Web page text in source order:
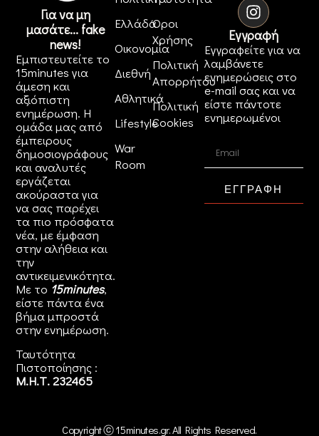
Για να μη
μασάτε... fake
news!
Εμπιστευτείτε το
15minutes για
άμεση και
αξιόπιστη
ενημέρωση. Η
ομάδα μας από
έμπειρους
δημοσιογράφους
και αναλυτές
εργάζεται
ακούραστα για
να σας παρέχει
τα πιο πρόσφατα
νέα, με έμφαση
στην αλήθεια και
την
αντικειμενικότητα.
Με το 15minutes,
είστε πάντα ένα
βήμα μπροστά
στηνενημέρωση.
Ταυτότητα
Πιστοποίησης :
Μ.Η.Τ. 232465
Ελλάδα
Οικονομία
Διεθνή
Αθλητικά
Lifestyle
War
Room
Όροι
Χρήσης
Πολιτική
Απορρήτου
Πολιτική
Cookies
Εγγραφή
Εγγραφείτε για να
λαμβάνετε
ενημερώσεις στο
e-mail σας και να
είστε πάντοτε
ενημερωμένοι
ΕΓΓΡΑΦΗ
Copyright ⓒ 15minutes.gr. All Rights Reserved.